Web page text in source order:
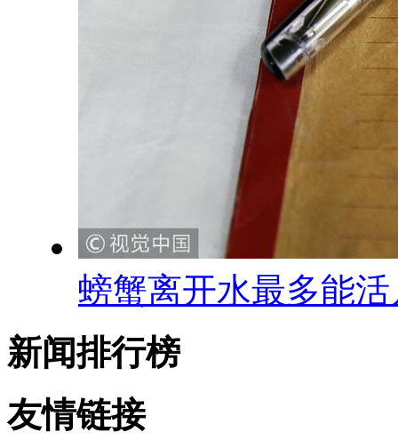
螃蟹离开水最多能
新闻排行榜
友情链接